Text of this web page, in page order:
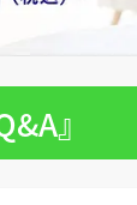
』